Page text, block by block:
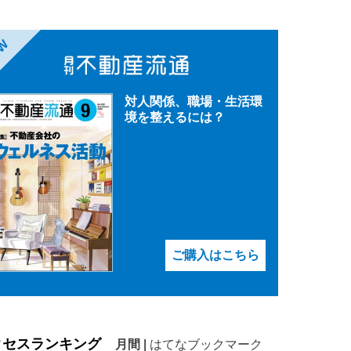
対人関係、職場・生活環
境を整えるには？
ご購入はこちら
セスランキング 月間 はてなブックマーク